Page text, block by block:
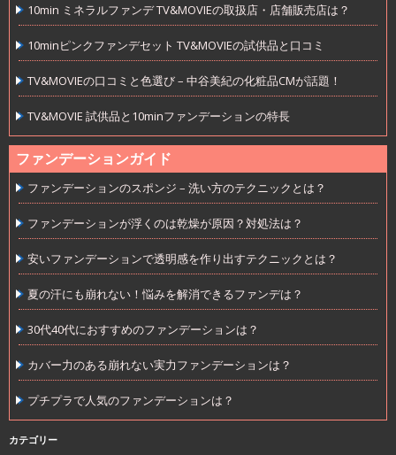
10min ミネラルファンデ TV&MOVIEの取扱店・店舗販売店は？
10minピンクファンデセット TV&MOVIEの試供品と口コミ
TV&MOVIEの口コミと色選び – 中谷美紀の化粧品CMが話題！
TV&MOVIE 試供品と10minファンデーションの特長
ファンデーションガイド
ファンデーションのスポンジ – 洗い方のテクニックとは？
ファンデーションが浮くのは乾燥が原因？対処法は？
安いファンデーションで透明感を作り出すテクニックとは？
夏の汗にも崩れない！悩みを解消できるファンデは？
30代40代におすすめのファンデーションは？
カバー力のある崩れない実力ファンデーションは？
プチプラで人気のファンデーションは？
カテゴリー